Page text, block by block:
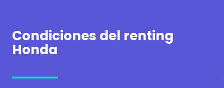
Condiciones del renting
Honda